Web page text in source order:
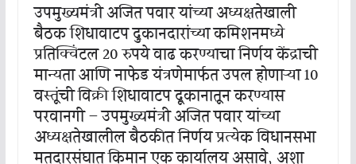
उपमुख्यमंत्री अजित पवार यांच्या अध्यक्षतेखाली
बैठक शिधावाटप दुकानदारांच्या कमिशनमध्ये
प्रतिक्विंटल 20 रुपये वाढ करण्याचा निर्णय केंद्राची
मान्यता आणि नाफेड यंत्रणेमार्फत उपलब्ध होणाऱ्या 10
वस्तूंची विक्री शिधावाटप दूकानातून करण्यास
परवानगी – उपमुख्यमंत्री अजित पवार यांच्या
अध्यक्षतेखालील बैठकीत निर्णय प्रत्येक विधानसभा
मतदारसंघात किमान एक कार्यालय असावे, अशा